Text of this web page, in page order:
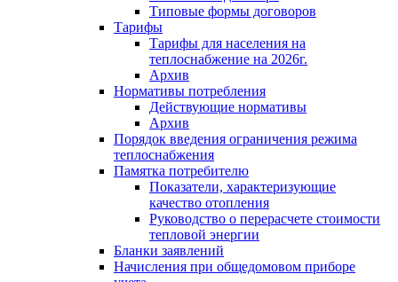
Типовые формы договоров
Тарифы
Тарифы для населения на
теплоснабжение на 2026г.
Архив
Нормативы потребления
Действующие нормативы
Архив
Порядок введения ограничения режима
теплоснабжения
Памятка потребителю
Показатели, характеризующие
качество отопления
Руководство о перерасчете стоимости
тепловой энергии
Бланки заявлений
Начисления при общедомовом приборе